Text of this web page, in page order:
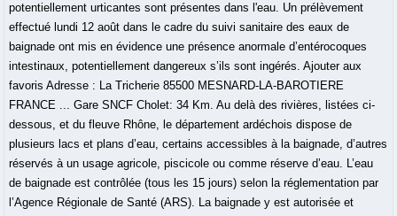
potentiellement urticantes sont présentes dans l'eau. Un prélèvement
effectué lundi 12 août dans le cadre du suivi sanitaire des eaux de
baignade ont mis en évidence une présence anormale d’entérocoques
intestinaux, potentiellement dangereux s’ils sont ingérés. Ajouter aux
favoris Adresse : La Tricherie 85500 MESNARD-LA-BAROTIERE
FRANCE ... Gare SNCF Cholet: 34 Km. Au delà des rivières, listées ci-
dessous, et du fleuve Rhône, le département ardéchois dispose de
plusieurs lacs et plans d’eau, certains accessibles à la baignade, d’autres
réservés à un usage agricole, piscicole ou comme réserve d’eau. L’eau
de baignade est contrôlée (tous les 15 jours) selon la réglementation par
l’Agence Régionale de Santé (ARS). La baignade y est autorisée et